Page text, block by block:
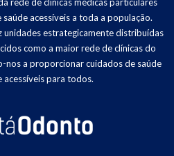
acessíveis a toda a população.
unidades estrategicamente distribuídas
como a maior rede de clínicas do
a proporcionar cuidados de saúde
acessíveis para todos.